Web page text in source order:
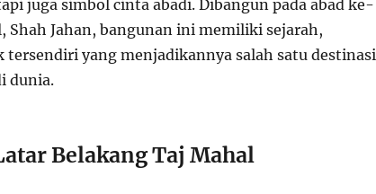
juga simbol cinta abadi. Dibangun pada abad ke-
Shah Jahan, bangunan ini memiliki sejarah,
tersendiri yang menjadikannya salah satu destinasi
dunia.
Belakang Taj Mahal